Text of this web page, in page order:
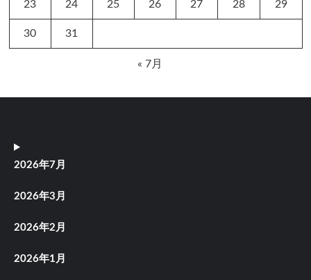
23 24 25 26 27 28 29
30 31
« 7月
2026年7月
2026年3月
2026年2月
2026年1月